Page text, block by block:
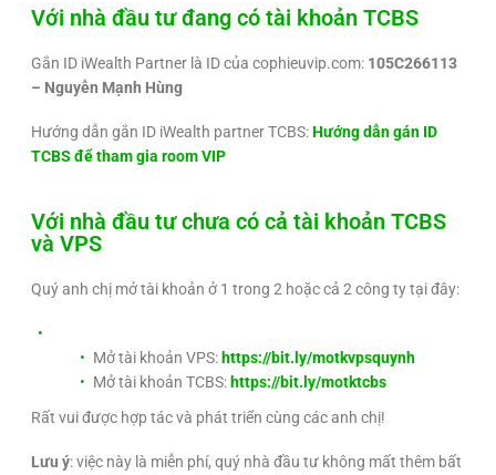
Với nhà đầu tư đang có tài khoản TCBS
Gắn ID iWealth Partner là ID của cophieuvip.com: 105C266113
– Nguyễn Mạnh Hùng
Hướng dẫn gắn ID iWealth partner TCBS:Hướng dẫn gán ID
TCBS để tham gia room VIP
Với nhà đầu tư chưa có cả tài khoản TCBS
và VPS
Quý anh chị mở tài khoản ở 1 trong 2 hoặc cả 2 công ty tại đây:
Mở tài khoản VPS: https://bit.ly/motkvpsquynh
Mở tài khoản TCBS: https://bit.ly/motktcbs
Rất vui được hợp tác và phát triển cùng các anh chị!
Lưu ý: việc này là miễn phí, quý nhà đầu tư không mất thêm bất